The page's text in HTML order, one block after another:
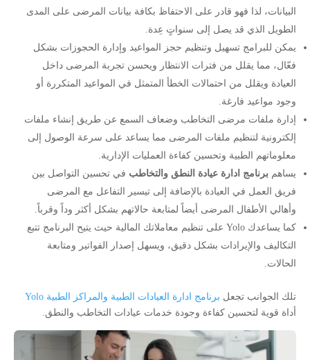
البيانات، لذا فهو قادر على الاحتفاظ بكافة بيانات المرضى على المدى
الطويل الذي قد يصل إلى سنواتٍ عِدة.
يمكن للبرامج تسهيل وتنظيم حجز المواعيد وإدارة الحجوزات بشكل
فعّال، مما يقلل من فترات الانتظار ويحسن تجربة المرضى داخل
العيادة ويقلل من احتمالات الخطأ المتمثل في المواعيد المتكررة أو
وجود مواعيد فارغة.
إدارة ملفات مرضى التخاطب وضعاف السمع عن طريق إنشاء ملفات
إلكترونية لتنظيم ملفات المرضى مما يساعد على سرعة الوصول إلى
معلوماتهم الطبية وتحسين كفاءة العمليات الإدارية.
يساهم برنامج ادارة عيادة النطق والتخاطب في تحسين التواصل بين
فريق العمل في العيادة بالإضافة إلى تيسير التفاعل مع المرضى
وأهالي الأطفال المرضى أيضاً لمتابعة حالاتهم بشكل أكثر وداً وقرباً.
كما يساعدك Yolo على تنظيم معاملاتك المالية حيث يتيح البرنامج تتبع
التكاليف والإيرادات بشكل دقيق، ويسهل إصدار الفواتير ومتابعة
الحالات.
تلك الجوانب تجعل برنامج ادارة العيادات الطبية والمراكز الطبية Yolo
أداة قوية لتحسين كفاءة وجودة خدمات عيادات التخاطب والنطق.